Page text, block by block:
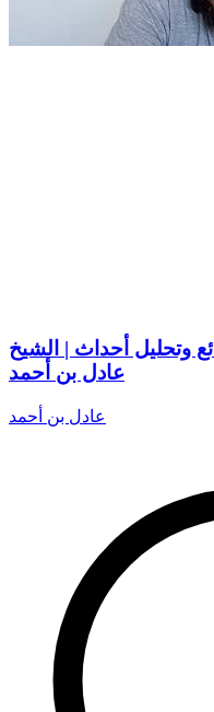
وتحليل أحداث | الشيخ
عادل بن أحمد
عادل بن أحمد